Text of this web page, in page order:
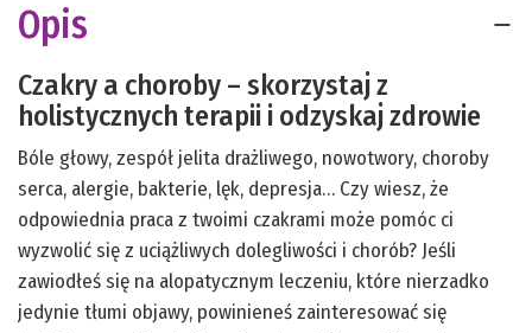
Opis
Czakry a choroby – skorzystaj z
holistycznych terapii i odzyskaj zdrowie
Bóle głowy, zespół jelita drażliwego, nowotwory, choroby
serca, alergie, bakterie, lęk, depresja… Czy wiesz, że
odpowiednia praca z twoimi czakrami może pomóc ci
wyzwolić się z uciążliwych dolegliwości i chorób? Jeśli
zawiodłeś się na alopatycznym leczeniu, które nierzadko
jedynie tłumi objawy, powinieneś zainteresować się